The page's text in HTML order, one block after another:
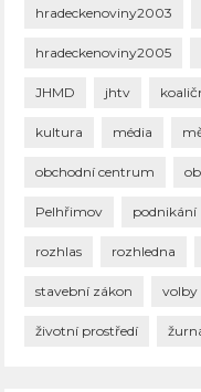
hradeckenoviny2003
hradeckenoviny2005
JHMD jhtv
kultura média
obchodní centrum
Pelhřimov podnikání
rozhlas rozhledna
stavební zákon volby
životní prostředí